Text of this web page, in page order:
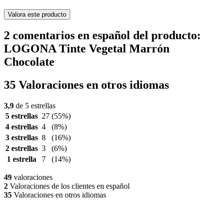
Valora este producto
2 comentarios en español del producto:
LOGONA Tinte Vegetal Marrón
Chocolate
35 Valoraciones en otros idiomas
3,9 de 5 estrellas
5 estrellas 27 (55%)
4 estrellas 4
(8%)
3 estrellas 8
(16%)
2 estrellas 3
(6%)
1 estrella
7 (14%)
49 valoraciones
2 Valoraciones de los clientes en español
35 Valoraciones en otros idiomas